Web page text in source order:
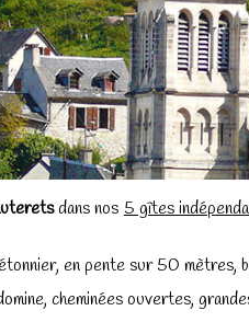
dans nos 5 gîtes
en pente sur 50 mètres,
cheminées ouvertes,